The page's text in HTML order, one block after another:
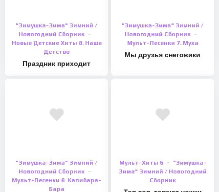
"Зимушка-Зима" Зимний /
Новогодний Сборник
Новые Детские Хиты 8. Наше
Детство
Праздник приходит
"Зимушка-Зима" Зимний /
Новогодний Сборник
Мульт-Песенки 7. Муха
Мы друзья снеговики
"Зимушка-Зима" Зимний /
Новогодний Сборник
Мульт-Песенки 8. Капибара-
Бара
Мульт-Хиты 6
"Зимушка-
Зима" Зимний / Новогодний
Сборник